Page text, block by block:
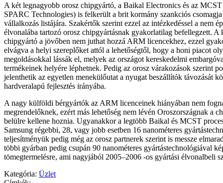
A két legnagyobb orosz chipgyártó, a Baikal Electronics és az
SPARC Technologies) is felkerült a brit kormány szankciós
vállalkozás listájára. Szakértők szerint ezzel az intézkedéssel a nem
élvonalába tartozó orosz chipgyártásnak gyakorlatilag befellegzett. A
chipgyártó a jövőben nem juthat hozzá ARM licencekhez, ezzel
elvágva a helyi szereplőket attól a lehetőségtől, hogy a honi piacot
megoldásokkal lássák el, melyek az országot kereskedelmi
termékeinek helyére léphetnek. Pedig az orosz várakozások szerint
jelenthetik az egyetlen menekülőutat a nyugat beszállítók távozását
hardveralapú fejlesztés irányába.
A nagy külföldi bérgyártók az ARM licenceinek hiányában nem
megrendelőknek, ezért más lehetőség nem lévén Oroszországnak a
belülre kellene hoznia. Ugyanakkor a legtöbb Baikal és MCST
Samsung régebbi, 28, vagy jobb esetben 16 nanométeres
teljesítményük pedig még az orosz partnerek szerint is messze
többi gyárban pedig csupán 90 nanométeres gyártástechnológiával
tömegtermelésre, ami nagyjából 2005–2006 -os gyártási élvonalbeli
Kategória: Üzlet